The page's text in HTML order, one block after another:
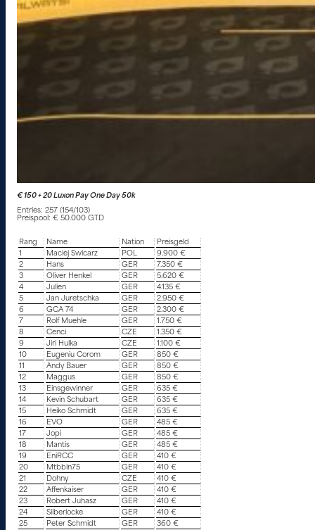
€ 150 + 20 Luxon Pay One Day 50k
Entries: 257 (154/103)
Preispool: € 50.000 GTD
Rang Name Nation
Preisgeld
1
Maciej Swicarz POL
9.900 €
2
Hans GER
7.350 €
3
Oliver Henkel GER
5.620 €
4
Julien GER
4.135 €
5
Jan Juretschka GER
2.950 €
6
GCA 74 GER
2.300 €
7
Rolf Muehle GER
1.750 €
8
Cenci CZE
1.350 €
9
Jiri Hulka CZE
1.100 €
10
Eugeniu Corom GER
850 €
11
Andy Bauer GER
850 €
12
Maggus GER
850 €
13
Einsgewinner GER
635 €
14
Kevin Schubart GER
635 €
15
Heiko Schmidt GER
635 €
16
EVO GER
485 €
17
Jopi GER
485 €
18
Mantis GER
485 €
19
EniRCC GER
410 €
20
Mtbbln75 GER
410 €
21
Dohny CZE
410 €
22
Affenkaiser GER
410 €
23
Robert Juhasz GER
410 €
24
Silberlocke GER
410 €
25
Peter Schmidt GER 360 €